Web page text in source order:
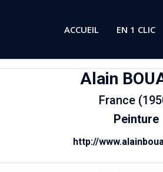
ACCUEIL EN 1 CLIC
Alain
France
Peinture
http://